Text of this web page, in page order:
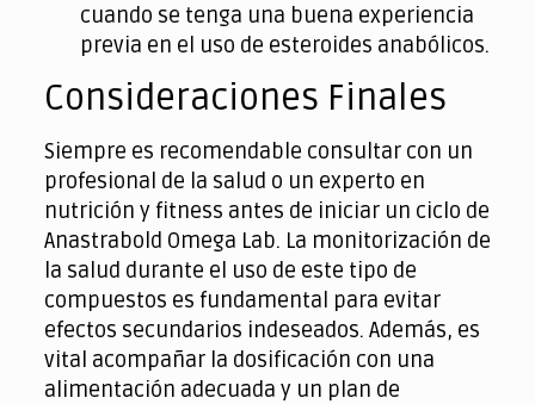
cuando se tenga una buena experiencia
previa en el uso de esteroides anabólicos.
Consideraciones Finales
Siempre es recomendable consultar con un
profesional de la salud o un experto en
nutrición y fitness antes de iniciar un ciclo de
Anastrabold Omega Lab. La monitorización de
la salud durante el uso de este tipo de
compuestos es fundamental para evitar
efectos secundarios indeseados. Además, es
vital acompañar la dosificación con una
alimentación adecuada y un plan de